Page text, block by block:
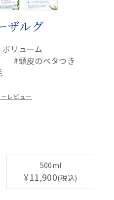
ザルグ
リューム
頭皮のベタつき
レビュー
500ml
¥11,900 税込